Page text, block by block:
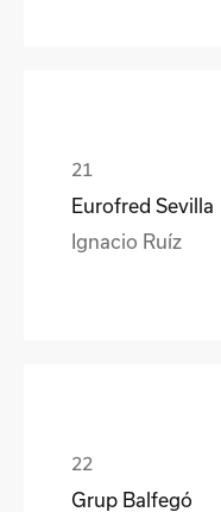
Eurofred Sevilla
Ignacio Ruíz
Grup Balfegó